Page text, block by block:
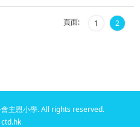
頁面: 1 2
主恩小學. All rights reserved.
ctd.hk